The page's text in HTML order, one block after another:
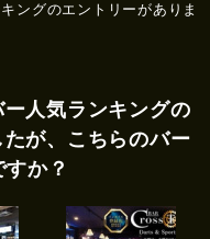
ングのエントリーがありま
人気ランキングの
が、こちらのバー
か？